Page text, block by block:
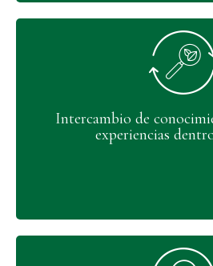
Intercambio de
experiencias